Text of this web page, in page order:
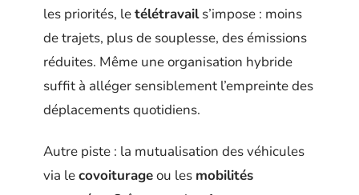
les priorités, letélétravails’impose : moins
de trajets, plus de souplesse, des émissions
réduites. Même une organisation hybride
suffit à alléger sensiblement l’empreinte des
déplacements quotidiens.
Autre piste : la mutualisation des véhicules
via lecovoiturageou les mobilités